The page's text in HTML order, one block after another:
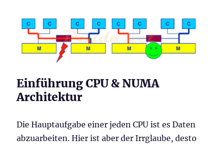
Einführung CPU & NUMA
Architektur
Die Hauptaufgabe einer jeden CPU ist es Daten
abzuarbeiten. Hier ist aber der Irrglaube, desto